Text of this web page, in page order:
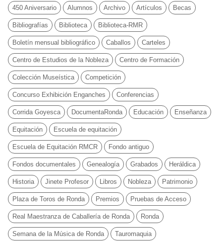
450 Aniversario Alumnos Archivo Artículos Becas
Bibliografías Biblioteca Biblioteca-RMR
Boletín mensual bibliográfico Caballos Carteles
Centro de Estudios de la Nobleza Centro de Formación
Colección Museística Competición
Concurso Exhibición Enganches Conferencias
Corrida Goyesca DocumentaRonda Educación Enseñanza
Equitación Escuela de equitación
Escuela de Equitación RMCR Fondo antiguo
Fondos documentales Genealogía Grabados Heráldica
Historia Jinete Profesor Libros Nobleza Patrimonio
Plaza de Toros de Ronda Premios Pruebas de Acceso
Real Maestranza de Caballería de Ronda Ronda
Semana de la Música de Ronda Tauromaquia